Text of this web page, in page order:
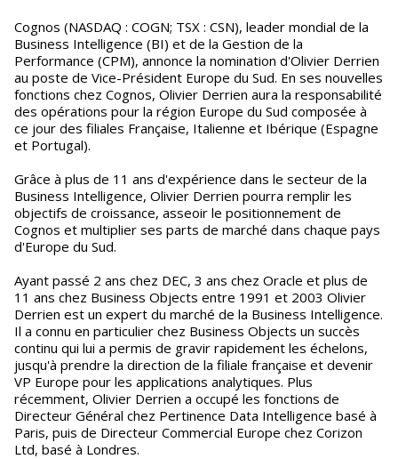
Cognos (NASDAQ : COGN; TSX : CSN), leader mondial de la
Business Intelligence (BI) et de la Gestion de la
Performance (CPM), annonce la nomination d'Olivier Derrien
au poste de Vice-Président Europe du Sud. En ses nouvelles
fonctions chez Cognos, Olivier Derrien aura la responsabilité
des opérations pour la région Europe du Sud composée à
ce jour des filiales Française, Italienne et Ibérique (Espagne
et Portugal).
Grâce à plus de 11 ans d'expérience dans le secteur de la
Business Intelligence, Olivier Derrien pourra remplir les
objectifs de croissance, asseoir le positionnement de
Cognos et multiplier ses parts de marché dans chaque pays
d'Europe du Sud.
Ayant passé 2 ans chez DEC, 3 ans chez Oracle et plus de
11 ans chez Business Objects entre 1991 et 2003 Olivier
Derrien est un expert du marché de la Business Intelligence.
Il a connu en particulier chez Business Objects un succès
continu qui lui a permis de gravir rapidement les échelons,
jusqu'à prendre la direction de la filiale française et devenir
VP Europe pour les applications analytiques. Plus
récemment, Olivier Derrien a occupé les fonctions de
Directeur Général chez Pertinence Data Intelligence basé à
Paris, puis de Directeur Commercial Europe chez Corizon
Ltd, basé à Londres.